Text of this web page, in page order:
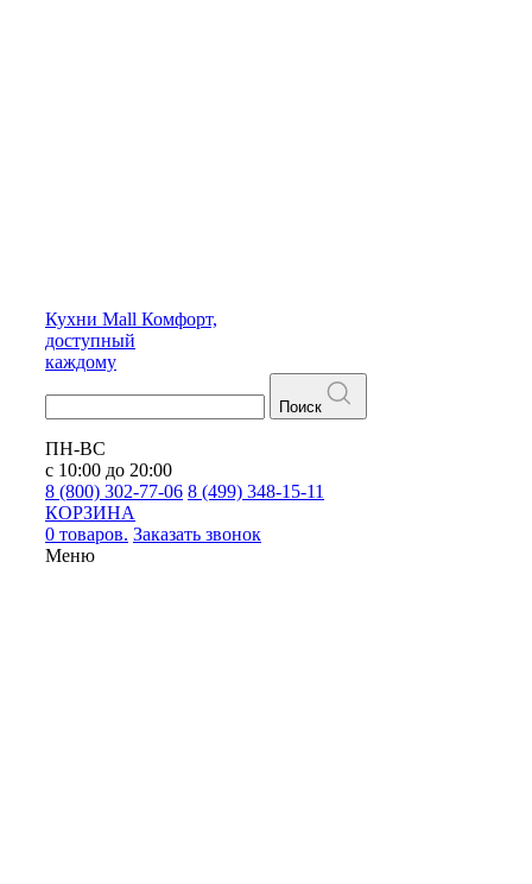
Кухни Mall Комфорт,
доступный
каждому
Поиск
ПН-ВС
с 10:00 до 20:00
8 (800) 302-77-06 8 (499) 348-15-11
КОРЗИНА
0 товаров. Заказать звонок
Меню